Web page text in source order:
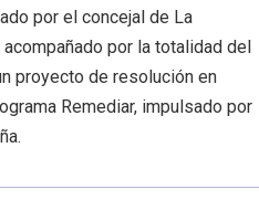
por el concejal de La
por la totalidad del
proyecto de resolución en
Remediar, impulsado por